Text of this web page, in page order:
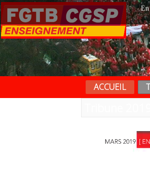
ACCUEIL
En